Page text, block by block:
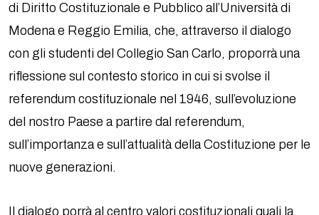
di Diritto Costituzionale e Pubblico all’Università di
Modena e Reggio Emilia, che, attraverso il dialogo
con gli studenti del Collegio San Carlo, proporrà una
riflessione sul contesto storico in cui si svolse il
referendum costituzionale nel 1946, sull’evoluzione
del nostro Paese a partire dal referendum,
sull’importanza e sull’attualità della Costituzione per le
nuove generazioni.
Il dialogo porrà al centro valori costituzionali quali la